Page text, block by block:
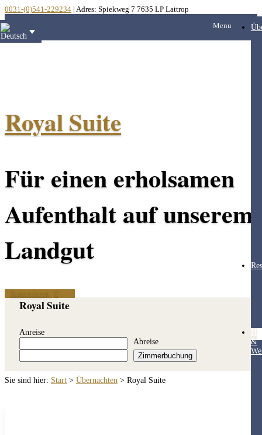
0031-(0)541-229234 | Adres: Spiekweg 7 7635 LP Lattrop
Menu
&
Royal Suite
Für einen erholsamen
Aufenthalt auf unserem
Landgut
Royal Suite
Anreise
Abreise
Zimmerbuchung
Sie sind hier: Start > Übernachten > Royal Suite